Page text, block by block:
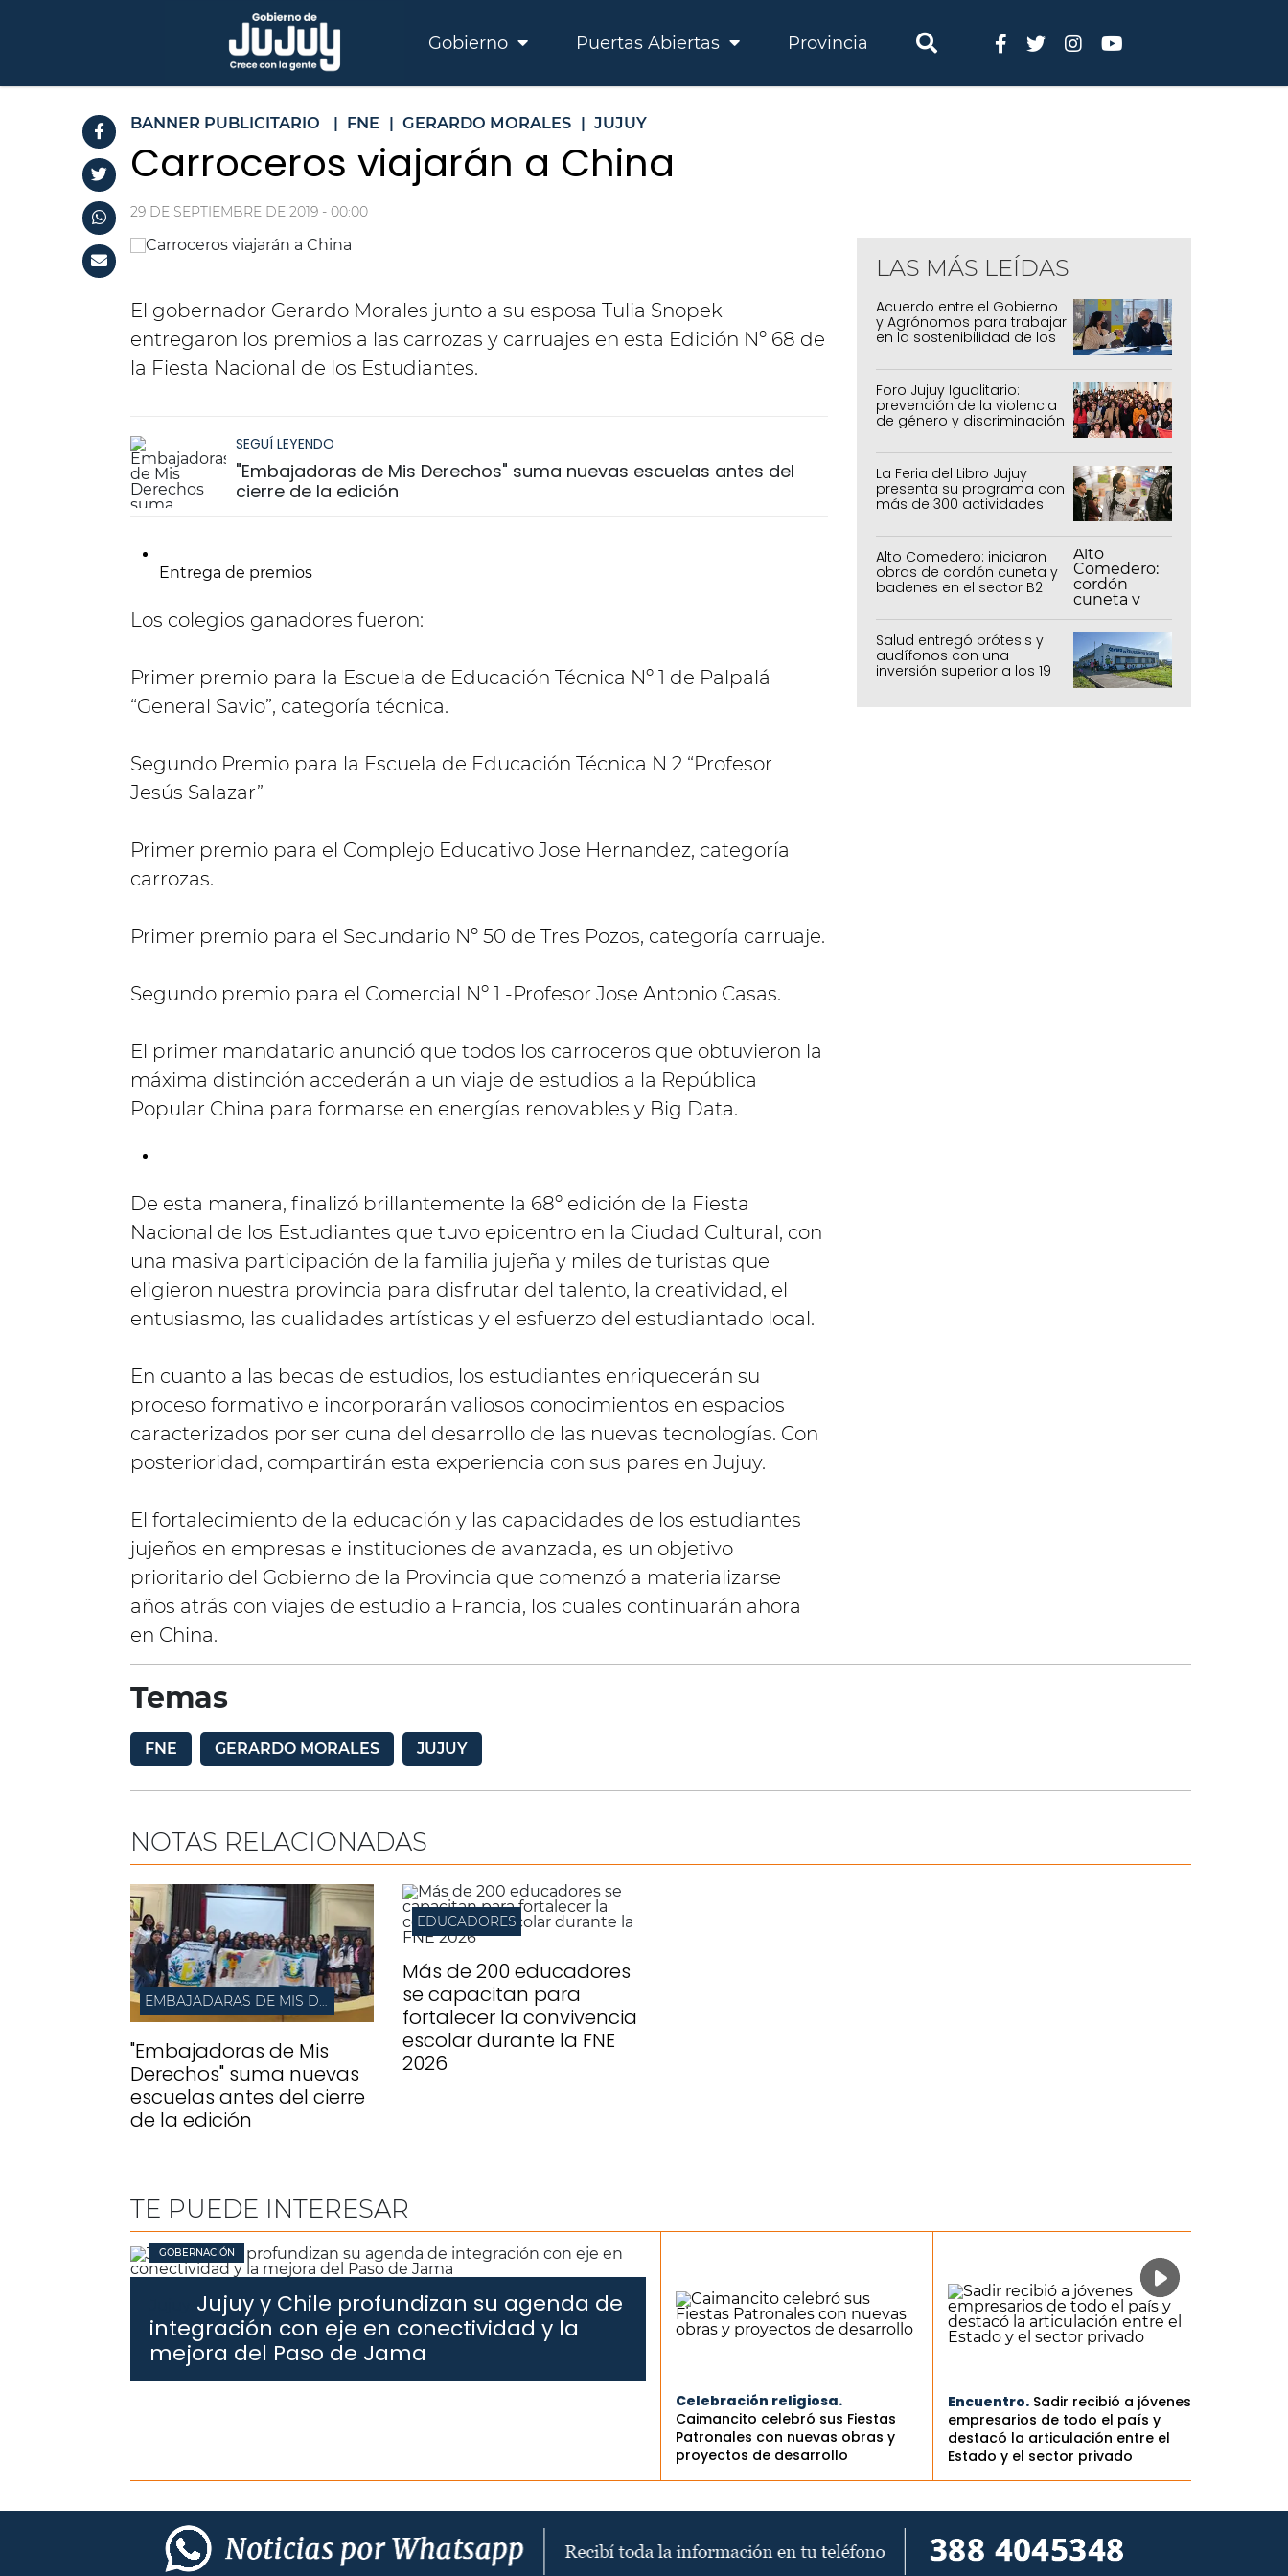
Gobierno Puertas Abiertas Provincia
BANNER PUBLICITARIO | FNE | GERARDO MORALES | JUJUY
Carroceros viajarán a China
29 DE SEPTIEMBRE DE 2019 - 00:00
El gobernador Gerardo Morales junto a su esposa Tulia Snopek
entregaron los premios a las carrozas y carruajes en esta Edición Nº 68 de
la Fiesta Nacional de los Estudiantes.
SEGUÍ LEYENDO
"Embajadoras de Mis Derechos" suma nuevas escuelas antes del
cierre de la edición
Entrega de premios
Los colegios ganadores fueron:
Primer premio para la Escuela de Educación Técnica Nº 1 de Palpalá
“General Savio”, categoría técnica.
Segundo Premio para la Escuela de Educación Técnica N 2 “Profesor
Jesús Salazar”
Primer premio para el Complejo Educativo Jose Hernandez, categoría
carrozas.
Primer premio para el Secundario Nº 50 de Tres Pozos, categoría carruaje.
Segundo premio para el Comercial Nº 1 -Profesor Jose Antonio Casas.
El primer mandatario anunció que todos los carroceros que obtuvieron la
máxima distinción accederán a un viaje de estudios a la República
Popular China para formarse en energías renovables y Big Data.
De esta manera, finalizó brillantemente la 68º edición de la Fiesta
Nacional de los Estudiantes que tuvo epicentro en la Ciudad Cultural, con
una masiva participación de la familia jujeña y miles de turistas que
eligieron nuestra provincia para disfrutar del talento, la creatividad, el
entusiasmo, las cualidades artísticas y el esfuerzo del estudiantado local.
En cuanto a las becas de estudios, los estudiantes enriquecerán su
proceso formativo e incorporarán valiosos conocimientos en espacios
caracterizados por ser cuna del desarrollo de las nuevas tecnologías. Con
posterioridad, compartirán esta experiencia con sus pares en Jujuy.
El fortalecimiento de la educación y las capacidades de los estudiantes
jujeños en empresas e instituciones de avanzada, es un objetivo
prioritario del Gobierno de la Provincia que comenzó a materializarse
años atrás con viajes de estudio a Francia, los cuales continuarán ahora
en China.
LAS MÁS LEÍDAS
Acuerdo entre el Gobierno
y Agrónomos para trabajar
en la sostenibilidad de los
agrícolas, pecuarios y
forestal
Foro Jujuy Igualitario:
prevención de la violencia
de género y discriminación
La Feria del Libro Jujuy
presenta su programa con
más de 300 actividades
Alto Comedero: iniciaron
obras de cordón cuneta y
badenes en el sector B2
Salud entregó prótesis y
audífonos con una
inversión superior a los 19
millones de pesos
Temas
FNE GERARDO MORALES JUJUY
NOTAS RELACIONADAS
"Embajadoras de Mis
Derechos" suma nuevas
escuelas antes del cierre
de la edición
EDUCADORES
Más de 200 educadores
se capacitan para
fortalecer la convivencia
escolar durante la FNE
2026
TE PUEDE INTERESAR
GOBERNACIÓN
Jujuy y Chile profundizan su agenda de
integración con eje en conectividad y la
mejora del Paso de Jama
Celebración religiosa.
Caimancito celebró sus Fiestas
Patronales con nuevas obras y
proyectos de desarrollo
Encuentro. Sadir recibió a jóvenes
empresarios de todo el país y
destacó la articulación entre el
Estado y el sector privado